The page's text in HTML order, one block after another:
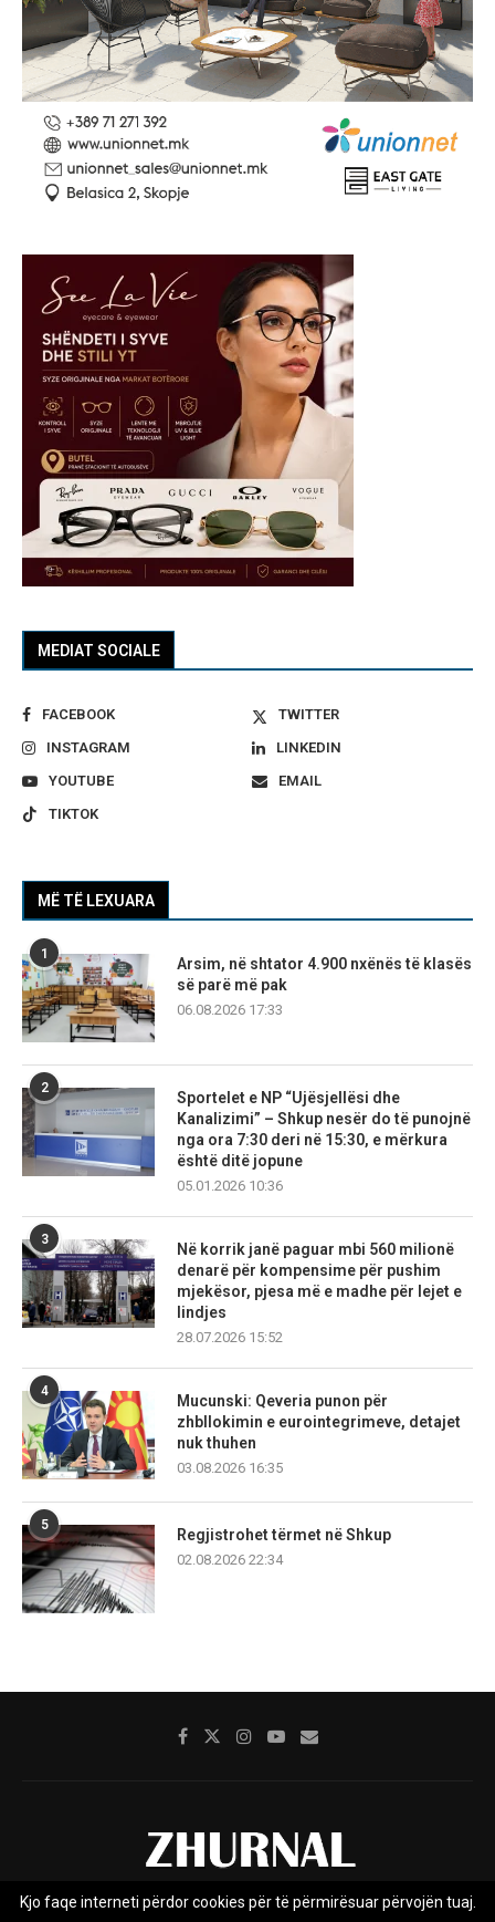
MEDIAT SOCIALE
FACEBOOK
TWITTER
INSTAGRAM
LINKEDIN
YOUTUBE
EMAIL
TIKTOK
MË TË LEXUARA
1
Arsim, në shtator 4.900 nxënës të klasës
së parë më pak
06.08.2026 17:33
2
Sportelet e NP “Ujësjellësi dhe
Kanalizimi” – Shkup nesër do të punojnë
nga ora 7:30 deri në 15:30, e mërkura
është ditë jopune
05.01.2026 10:36
3
Në korrik janë paguar mbi 560 milionë
denarë për kompensime për pushim
mjekësor, pjesa më e madhe për lejet e
lindjes
28.07.2026 15:52
4
Mucunski: Qeveria punon për
zhbllokimin e eurointegrimeve, detajet
nuk thuhen
03.08.2026 16:35
5
Regjistrohet tërmet në Shkup
02.08.2026 22:34
Kjo faqe interneti përdor cookies për të përmirësuar përvojën tuaj.